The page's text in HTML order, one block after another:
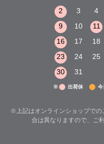
2
3 4
9
10 11
16
17 18
23
24 25
30
31
※ 出荷休 今
※上記はオンラインショップでの
合は異なりますので、ご